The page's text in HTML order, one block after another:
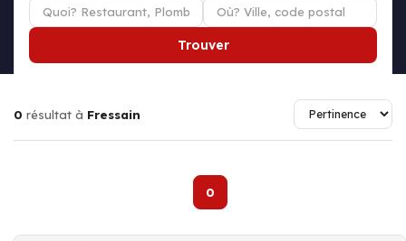
Trouver
0 résultat à Fressain
0